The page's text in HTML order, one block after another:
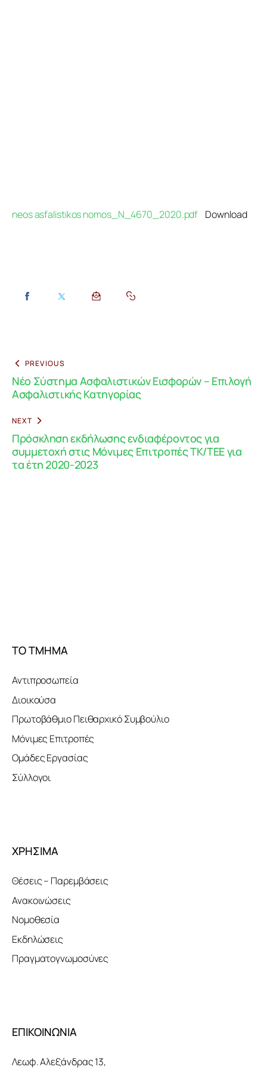
neos asfalistikos nomos_N_4670_2020.pdf Download
PREVIOUS
Νέο Σύστημα Ασφαλιστικών Εισφορών – Επιλογή
Ασφαλιστικής Κατηγορίας
NEXT
Πρόσκληση εκδήλωσης ενδιαφέροντος για
συμμετοχή στις Μόνιμες Επιτροπές ΤΚ/ΤΕΕ για
τα έτη 2020-2023
ΤΟ ΤΜΗΜΑ
Αντιπροσωπεία
Διοικούσα
Πρωτοβάθμιο Πειθαρχικό Συμβούλιο
Μόνιμες Επιτροπές
Ομάδες Εργασίας
Σύλλογοι
ΧΡΗΣΙΜΑ
Θέσεις – Παρεμβάσεις
Ανακοινώσεις
Νομοθεσία
Εκδηλώσεις
Πραγματογνωμοσύνες
ΕΠΙΚΟΙΝΩΝΙΑ
Λεωφ. Αλεξάνδρας 13,